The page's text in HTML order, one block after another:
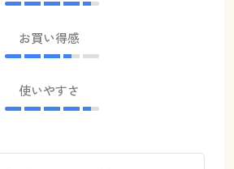
お買い得感
使いやすさ